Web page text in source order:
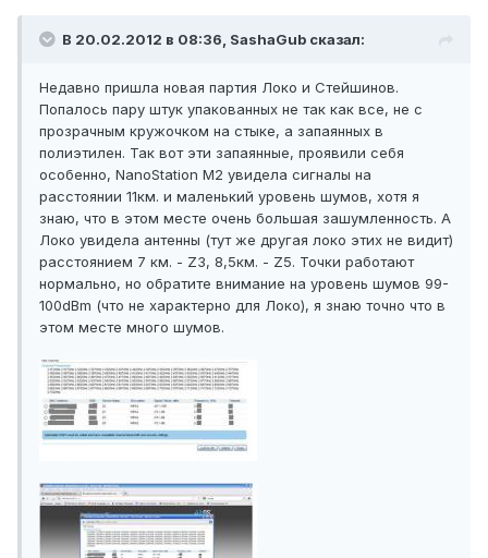
В 20.02.2012 в 08:36, SashaGub сказал:
Недавно пришла новая партия Локо и Стейшинов.
Попалось пару штук упакованных не так как все, не с
прозрачным кружочком на стыке, а запаянных в
полиэтилен. Так вот эти запаянные, проявили себя
особенно, NanoStation M2 увидела сигналы на
расстоянии 11км. и маленький уровень шумов, хотя я
знаю, что в этом месте очень большая зашумленность. А
Локо увидела антенны (тут же другая локо этих не видит)
расстоянием 7 км. - Z3, 8,5км. - Z5. Точки работают
нормально, но обратите внимание на уровень шумов 99-
100dBm (что не характерно для Локо), я знаю точно что в
этом месте много шумов.